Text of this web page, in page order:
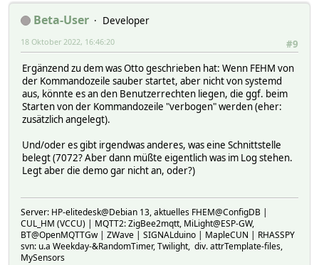
Beta-User
Developer
#9
18 Oktober 2022, 16:46:20
Ergänzend zu dem was Otto geschrieben hat: Wenn FEHM von
der Kommandozeile sauber startet, aber nicht von systemd
aus, könnte es an den Benutzerrechten liegen, die ggf. beim
Starten von der Kommandozeile "verbogen" werden (eher:
zusätzlich angelegt).
Und/oder es gibt irgendwas anderes, was eine Schnittstelle
belegt (7072? Aber dann müßte eigentlich was im Log stehen.
Legt aber die demo gar nicht an, oder?)
Server: HP-elitedesk@Debian 13, aktuelles FHEM@ConfigDB |
CUL_HM (VCCU) | MQTT2: ZigBee2mqtt, MiLight@ESP-GW,
BT@OpenMQTTGw | ZWave | SIGNALduino | MapleCUN | RHASSPY
svn: u.a Weekday-&RandomTimer, Twilight, div. attrTemplate-files,
MySensors